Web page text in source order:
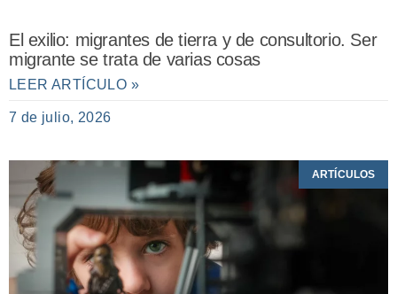
El exilio: migrantes de tierra y de consultorio. Ser
migrante se trata de varias cosas
LEER ARTÍCULO »
7 de julio, 2026
ARTÍCULOS